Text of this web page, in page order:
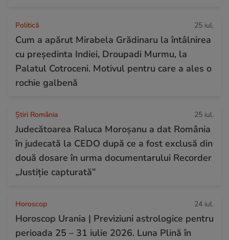
Politică 25 iul.
Cum a apărut Mirabela Grădinaru la întâlnirea
cu președinta Indiei, Droupadi Murmu, la
Palatul Cotroceni. Motivul pentru care a ales o
rochie galbenă
Știri România 25 iul.
Judecătoarea Raluca Moroșanu a dat România
în judecată la CEDO după ce a fost exclusă din
două dosare în urma documentarului Recorder
„Justiție capturată”
Horoscop 24 iul.
Horoscop Urania | Previziuni astrologice pentru
perioada 25 – 31 iulie 2026. Luna Plină în